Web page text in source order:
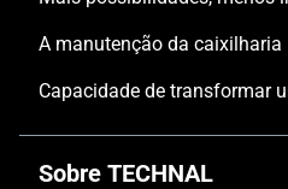
A manutenção da caixilharia
Sobre TECHNAL